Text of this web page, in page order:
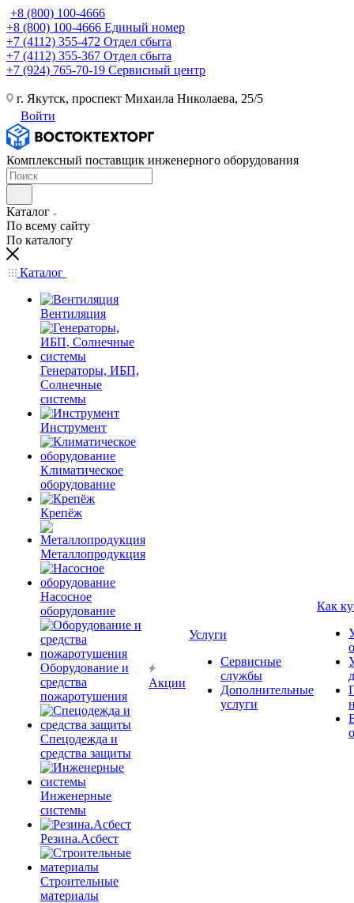
+8 (800) 100-4666
+8 (800) 100-4666 Единый номер
+7 (4112) 355-472 Отдел сбыта
+7 (4112) 355-367 Отдел сбыта
+7 (924) 765-70-19 Сервисный центр
г. Якутск, проспект Михаила Николаева, 25/5
Войти
Комплексный поставщик инженерного оборудования
Каталог
По всему сайту
По каталогу
Каталог
Вентиляция
Генераторы, ИБП,
Солнечные
системы
Инструмент
Климатическое
оборудование
Крепёж
Металлопродукция
Насосное
оборудование
Оборудование и
средства
пожаротушения
Спецодежда и
средства защиты
Инженерные
системы
Резина.Асбест
Строительные
материалы
Акции
Услуги
Сервисные
службы
Дополнительные
услуги
Как